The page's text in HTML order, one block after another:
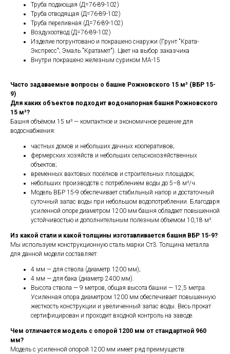
Труба подающая (Д=76-89-102)
Труба отводящая (Д=76-89-102)
Труба переливная (Д=76-89-102)
Воздухоотвод (Д=76-89-102)
Изделие погрунтовано и покрашено снаружи (Грунт "Крата-
Экспресс"; Эмаль "Кратамет"). Цвет на выбор заказчика
Внутри покрашено железным суриком МА-15
Часто задаваемые вопросы о башне Рожновского 15 м³ (ВБР 15-
9)
Для каких объектов подходит водонапорная башня Рожновского
15 м³?
Башня объёмом 15 м³ — компактное и экономичное решение для
водоснабжения:
частных домов и небольших дачных кооперативов;
фермерских хозяйств и небольших сельскохозяйственных
объектов;
временных вахтовых посёлков и строительных площадок;
небольших производств с потреблением воды до 5–8 м³/ч.
Модель ВБР 15-9 обеспечивает стабильный напор и достаточный
суточный запас воды при небольшом водопотреблении. Благодаря
усиленной опоре диаметром 1200 мм башня обладает повышенной
устойчивостью и дополнительным полезным объемом 10,18 м³.
Из какой стали и какой толщины изготавливается башня ВБР 15-9?
Мы используем конструкционную сталь марки Ст3. Толщина металла
для данной модели составляет:
4 мм — для ствола (диаметр 1200 мм);
4 мм — для бака (диаметр 2400 мм).
Высота ствола — 9 метров, общая высота башни — 12,5 метра.
Усиленная опора диаметром 1200 мм обеспечивает повышенную
жесткость конструкции и увеличенный запас воды. Весь прокат
сертифицирован и проходит входной контроль на заводе.
Чем отличается модель с опорой 1200 мм от стандартной 960
мм?
Модель с усиленной опорой 1200 мм имеет ряд преимуществ: